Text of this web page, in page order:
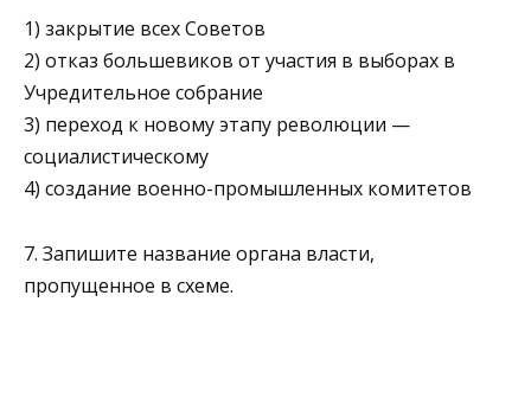
1) закрытие всех Советов
2) отказ большевиков от участия в выборах в
Учредитель­ное собрание
3) переход к новому этапу революции —
социалистическому
4) создание военно-промышленных комитетов
7. Запишите название органа власти,
пропущенное в схеме.